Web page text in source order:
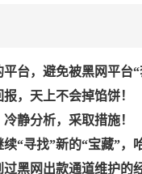
台，避免被黑网平台“
，天上不会掉馅饼！
静分析，采取措施！
“寻找”新的“宝藏”，
黑网出款通道维护的